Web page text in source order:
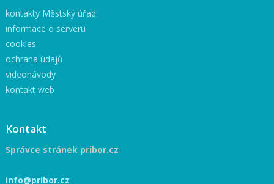
kontakty Městský úřad
informace o serveru
cookies
ochrana údajů
videonávody
kontakt web
Kontakt
Správce stránek pribor.cz
info@pribor.cz